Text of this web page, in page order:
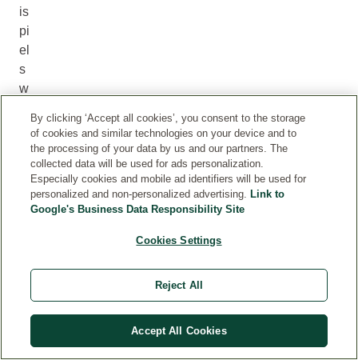
is
pi
el
s
w
be
en
St
un
By clicking ‘Accept all cookies’, you consent to the storage
of cookies and similar technologies on your device and to
the processing of your data by us and our partners. The
collected data will be used for ads personalization.
Especially cookies and mobile ad identifiers will be used for
personalized and non-personalized advertising. Link to
Google's Business Data Responsibility Site
Cookies Settings
Reject All
Accept All Cookies